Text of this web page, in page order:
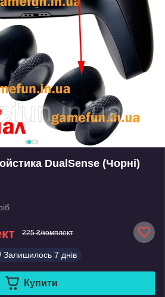
DualSense (Чорні)
225 ₴/комплект
Залишилось 7 днів
Купити